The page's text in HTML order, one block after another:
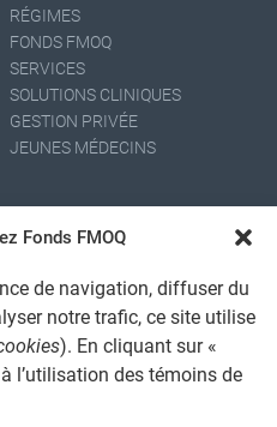
Fonds FMOQ
de navigation, diffuser du
notre trafic, ce site utilise
). En cliquant sur «
l’utilisation des témoins de
RÉGIMES
FONDS FMOQ
SERVICES
SOLUTIONS CLINIQUES
GESTION PRIVÉE
JEUNES MÉDECINS